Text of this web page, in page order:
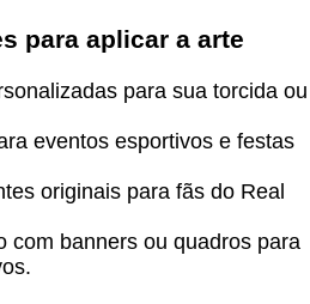
para aplicar a arte
para sua torcida ou
eventos esportivos e festas
originais para fãs do Real
com banners ou quadros para